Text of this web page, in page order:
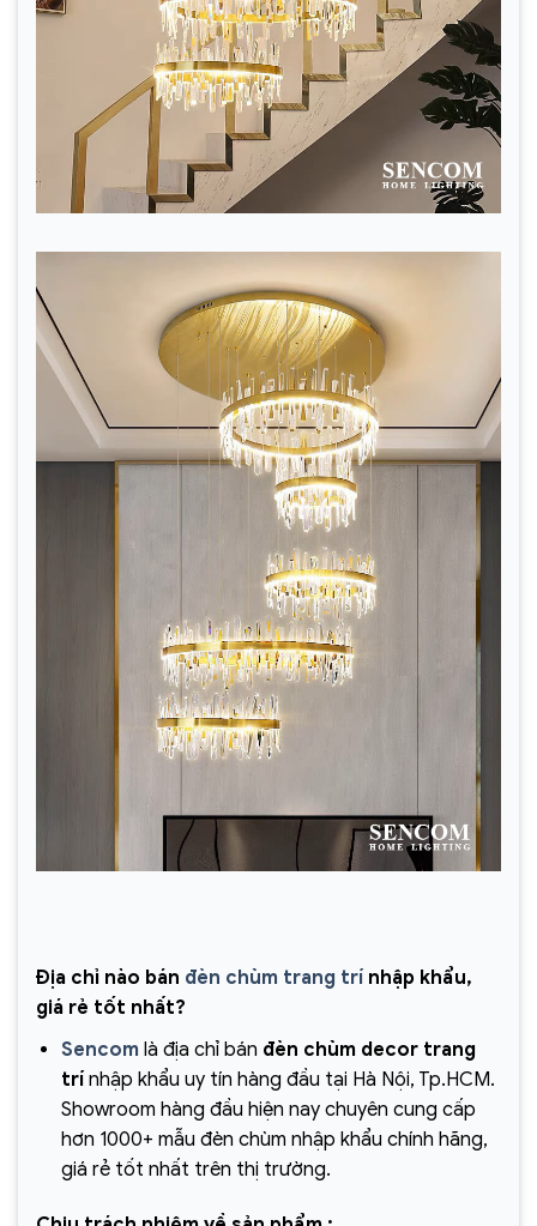
Địa chỉ nào bán đèn chùm trang trí nhập khẩu,
giá rẻ tốt nhất?
Sencom là địa chỉ bán đèn chùm decor trang
trínhập khẩu uy tín hàng đầu tại Hà Nội, Tp.HCM.
Showroom hàng đầu hiện nay chuyên cung cấp
hơn 1000+ mẫu đèn chùm nhập khẩu chính hãng,
giá rẻ tốt nhất trên thị trường.